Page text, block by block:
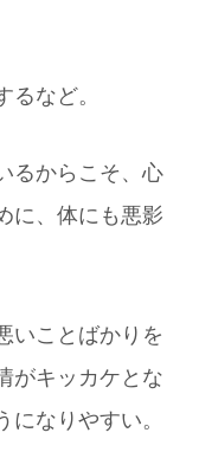
など。
るからこそ、心
に、体にも悪影
いことばかりを
がキッカケとな
なりやすい。